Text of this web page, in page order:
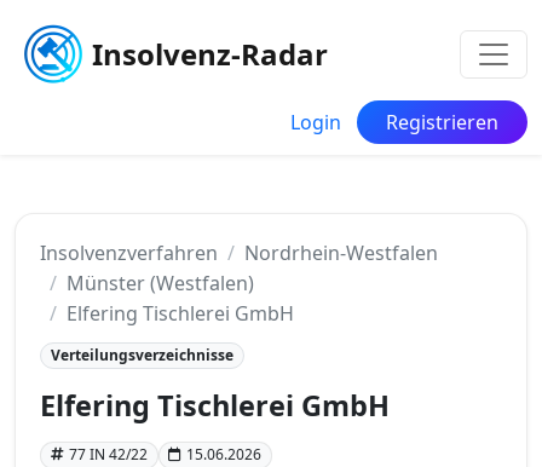
Insolvenz-Radar
Login Registrieren
Insolvenzverfahren
Nordrhein-Westfalen
Münster (Westfalen)
Elfering Tischlerei GmbH
Verteilungsverzeichnisse
Elfering Tischlerei GmbH
77 IN 42/22
15.06.2026